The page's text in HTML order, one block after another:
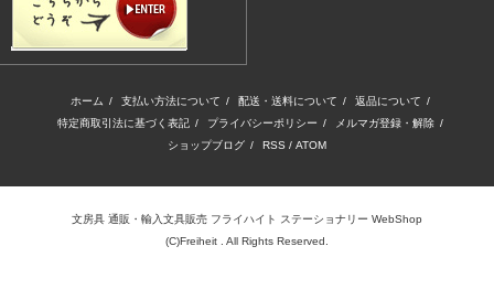
ホーム / 支払い方法について / 配送・送料について / 返品について /
特定商取引法に基づく表記 / プライバシーポリシー / メルマガ登録・解除 /
ショップブログ / RSS / ATOM
文房具 通販・輸入文具販売 フライハイト ステーショナリー WebShop
(C)Freiheit . All Rights Reserved.